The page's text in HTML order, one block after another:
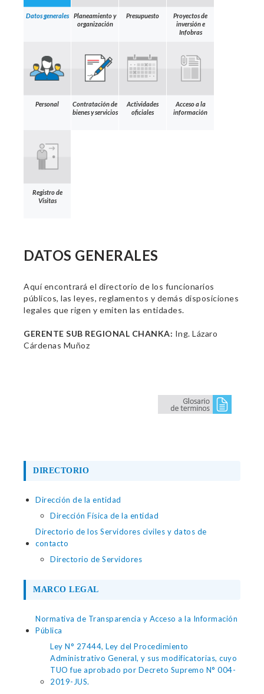
Datos generales
Planeamiento y
organización
Presupuesto
Proyectos de
inversión e
Infobras
Personal
Contratación de
bienes y servicios
Actividades
oficiales
Acceso a la
información
Registro de
Visitas
DATOS GENERALES
Aquí encontrará el directorio de los funcionarios
públicos, las leyes, reglamentos y demás disposiciones
legales que rigen y emiten las entidades.
GERENTE SUB REGIONAL CHANKA: Ing. Lázaro
Cárdenas Muñoz
DIRECTORIO
Dirección de la entidad
Dirección Física de la entidad
Directorio de los Servidores civiles y datos de
contacto
Directorio de Servidores
MARCO LEGAL
Normativa de Transparencia y Acceso a la Información
Pública
Ley N° 27444, Ley del Procedimiento
Administrativo General, y sus modificatorias, cuyo
TUO fue aprobado por Decreto Supremo N° 004-
2019-JUS.